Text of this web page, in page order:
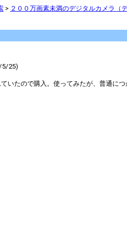
> ２００万画素未満のデジタルカメラ（
5/25)
いたので購入。使ってみたが、普通に